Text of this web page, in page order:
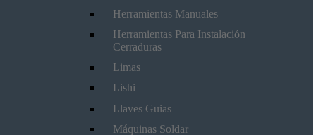
Herramientas Manuales
Herramientas Para Instalación
Cerraduras
Limas
Lishi
Llaves Guias
Máquinas Soldar